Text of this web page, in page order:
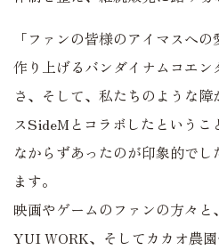
「ファンの皆様のアイマスへ
作り上げるバンダイナムコエ
さ、そして、私たちのような
スSideMとコラボ したという
なからずあったのが印象的で
ます。
映画やゲームのファンの方々
YUI WORK、そしてカカオ農